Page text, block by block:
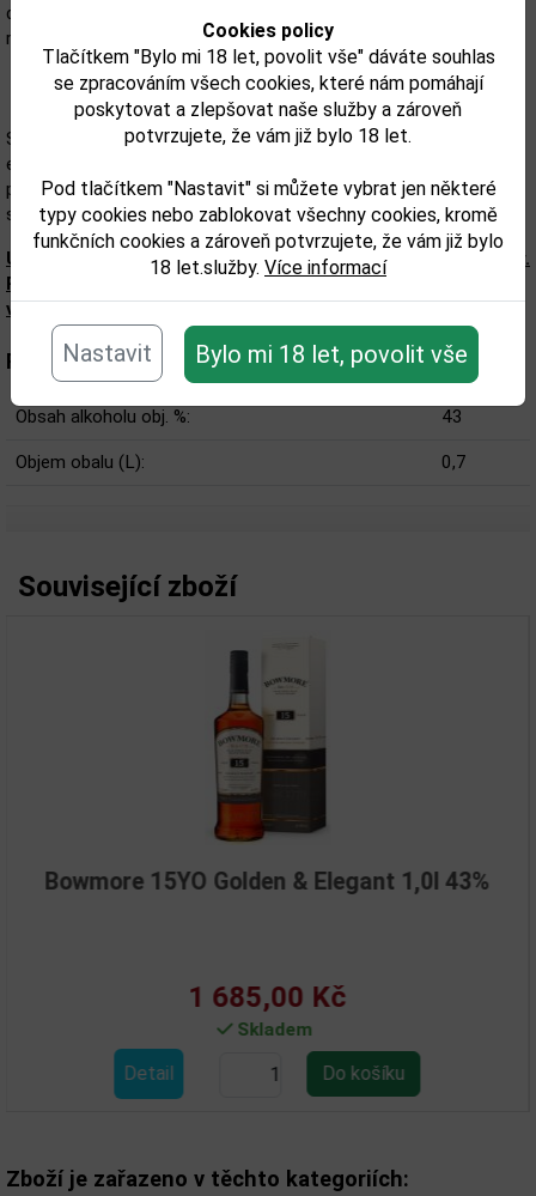
Cookies policy
Tlačítkem "Bylo mi 18 let, povolit vše" dáváte souhlas
se zpracováním všech cookies, které nám pomáhají
poskytovat a zlepšovat naše služby a zároveň
potvrzujete, že vám již bylo 18 let.
Pod tlačítkem "Nastavit" si můžete vybrat jen některé
typy cookies nebo zablokovat všechny cookies, kromě
funkčních cookies a zároveň potvrzujete, že vám již bylo
18 let.služby. Více informací
Nastavit Bylo mi 18 let, povolit vše
destilát, kde se ovocné tóny vína dokonale snoubí s jemným
rašelinovým kouřem, slaností a nádechem tmavého ovoce.
S obsahem alkoholu 43 % obj. nabízí plné, ale vyvážené tělo s
elegantní strukturou a dlouhým dozvukem. Stylové dárkové balení
podtrhuje výjimečnost této limitované edice – ideální volba pro
sběratele, znalce i jako luxusní dárek.
Upozorňujeme, že tento produkt může obsahovat alergeny.
Přesné složení a alergeny jsou k dispozici na obalu
výrobku. Zkontrolujte prosím před konzumací.
Parametry:
Obsah alkoholu obj. %: 43
Objem obalu (L): 0,7
Související zboží
Golden & Elegant 1,0l 43%
1 685,00 Kč
Zboží je zařazeno v těchto kategoriích: